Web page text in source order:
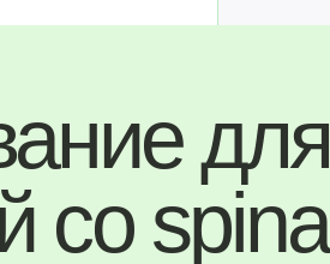
для
со spina